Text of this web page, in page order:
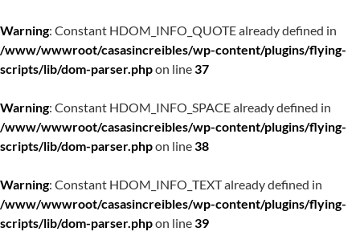
Warning: Constant HDOM_INFO_QUOTE already defined in
/www/wwwroot/casasincreibles/wp-content/plugins/flying-
scripts/lib/dom-parser.phpon line37
Warning: Constant HDOM_INFO_SPACE already defined in
/www/wwwroot/casasincreibles/wp-content/plugins/flying-
scripts/lib/dom-parser.phpon line38
Warning: Constant HDOM_INFO_TEXT already defined in
/www/wwwroot/casasincreibles/wp-content/plugins/flying-
scripts/lib/dom-parser.phpon line39